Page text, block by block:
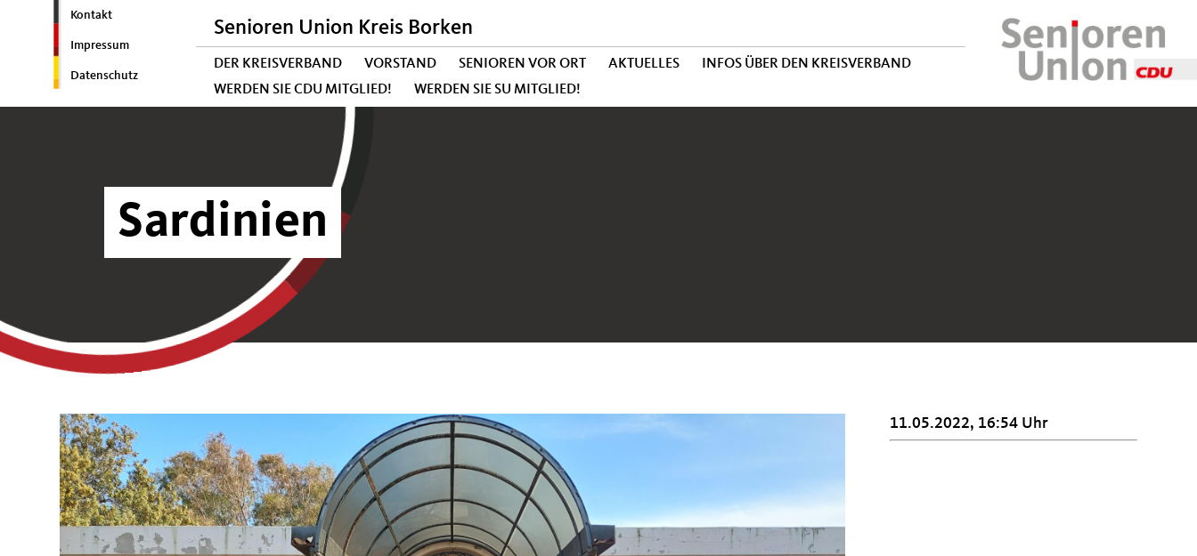
Kontakt
Impressum
Datenschutz
Senioren Union Kreis Borken
DER KREISVERBAND VORSTAND SENIOREN VOR ORT AKTUELLES
INFOS ÜBER DEN KREISVERBAND
WERDEN SIE CDU MITGLIED!
WERDEN SIE SU MITGLIED!
Sardinien
11.05.2022, 16:54 Uhr